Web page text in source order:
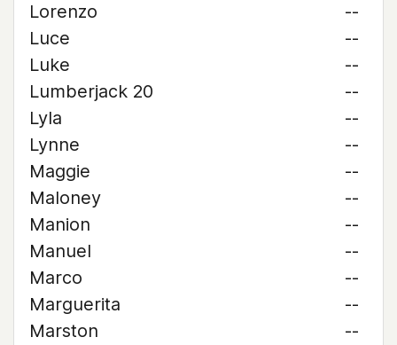
Lorenzo
--
Luce
--
Luke
--
Lumberjack 20
--
Lyla
--
Lynne
--
Maggie
--
Maloney
--
Manion
--
Manuel
--
Marco
--
Marguerita
--
Marston
--